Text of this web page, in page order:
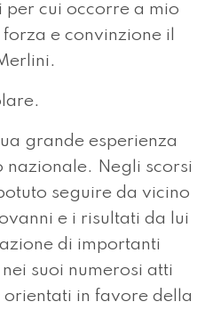
per cui occorre a mio
e convinzione il
grande esperienza
nazionale. Negli scorsi
seguire da vicino
e i risultati da lui
di importanti
suoi numerosi atti
in favore della